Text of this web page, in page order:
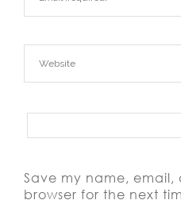
Save my name, email,
browser for the next